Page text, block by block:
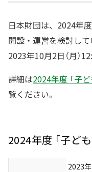
日本財団は、2024年
開設・運営を検討し
2023年10月2日（月）
詳細は2024年度 「子
覧ください。
2024年度 「子ど
2023